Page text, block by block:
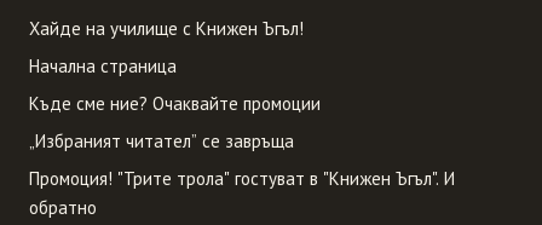
Хайде на училище с Книжен Ъгъл!
Начална страница
Къде сме ние? Очаквайте промоции
„Избраният читател” се завръща
Промоция! "Трите трола" гостуват в "Книжен Ъгъл". И
обратно